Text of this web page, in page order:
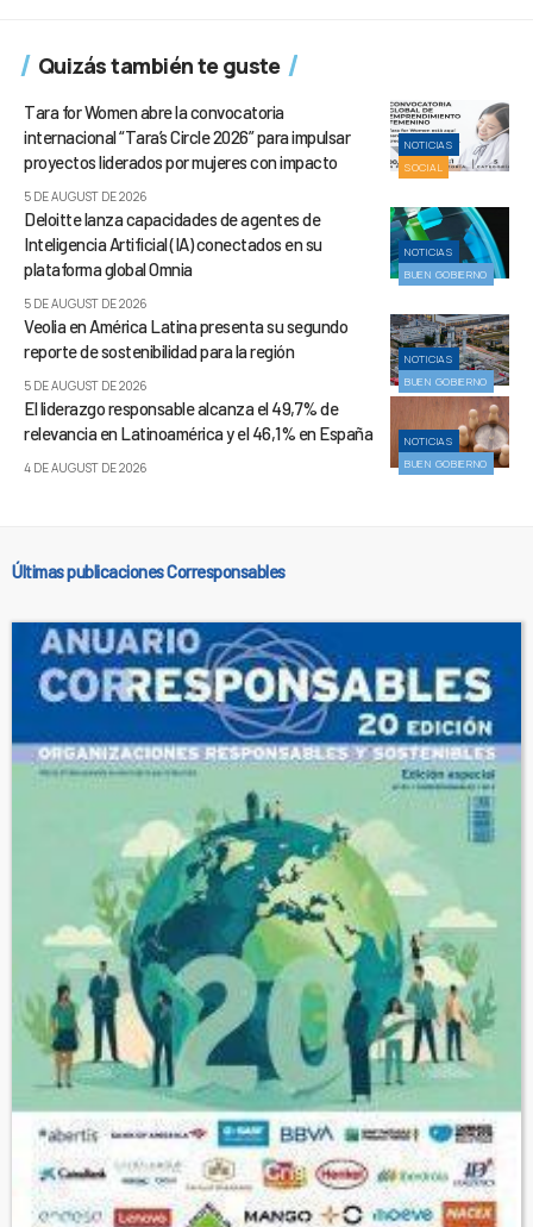
Quizás también te guste
NOTICIAS
SOCIAL
Tara for Women abre la convocatoria
internacional “Tara’s Circle 2026” para impulsar
proyectos liderados por mujeres con impacto
5 DE AUGUST DE 2026
NOTICIAS
BUEN GOBIERNO
Deloitte lanza capacidades de agentes de
Inteligencia Artificial (IA) conectados en su
plataforma global Omnia
5 DE AUGUST DE 2026
NOTICIAS
BUEN GOBIERNO
Veolia en América Latina presenta su segundo
reporte de sostenibilidad para la región
5 DE AUGUST DE 2026
NOTICIAS
BUEN GOBIERNO
El liderazgo responsable alcanza el 49,7% de
relevancia en Latinoamérica y el 46,1% en España
4 DE AUGUST DE 2026
Últimas publicaciones Corresponsables